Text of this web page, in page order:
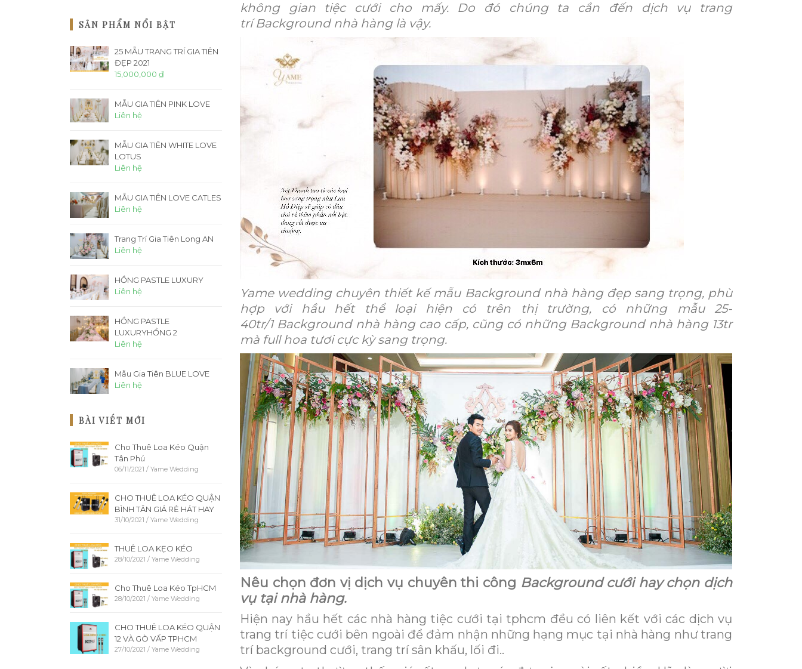
không gian tiệc cưới cho mấy. Do đó chúng ta cần đến dịch vụ trang
trí Background nhà hàng là vậy.
Yame wedding chuyên thiết kế mẫu Background nhà hàng đẹp sang trọng, phù
hợp với hầu hết thể loại hiện có trên thị trường, có những mẫu 25-
40tr/1 Background nhà hàng cao cấp, cũng có những Background nhà hàng 13tr
mà full hoa tươi cực kỳ sang trọng.
Nêu chọn đơn vị dịch vụ chuyên thi công Background cưới hay chọn dịch
vụ tại nhà hàng.
Hiện nay hầu hết các nhà hàng tiệc cưới tại tphcm đều có liên kết với các dịch vụ
trang trí tiệc cưới bên ngoài để đảm nhận những hạng mục tại nhà hàng như trang
trí background cưới, trang trí sân khấu, lối đi..
SẢN PHẨM NỔI BẬT
25 MẪU TRANG TRÍ GIA TIÊN
ĐẸP 2021
15,000,000 ₫
MẪU GIA TIÊN PINK LOVE
Liên hệ
MẪU GIA TIÊN WHITE LOVE
LOTUS
Liên hệ
MẪU GIA TIÊN LOVE CATLES
Liên hệ
Trang Trí Gia Tiên Long AN
Liên hệ
HỒNG PASTLE LUXURY
Liên hệ
HỒNG PASTLE
LUXURYHỒNG 2
Liên hệ
Mẫu Gia Tiên BLUE LOVE
Liên hệ
BÀI VIẾT MỚI
Cho Thuê Loa Kéo Quận
Tân Phú
06/11/2021 / Yame Wedding
CHO THUÊ LOA KÉO QUẬN
BÌNH TÂN GIÁ RẺ HÁT HAY
31/10/2021 / Yame Wedding
THUÊ LOA KẸO KÉO
28/10/2021 / Yame Wedding
Cho Thuê Loa Kéo TpHCM
28/10/2021 / Yame Wedding
CHO THUÊ LOA KÉO QUẬN
12 VÀ GÒ VẤP TPHCM
27/10/2021 / Yame Wedding